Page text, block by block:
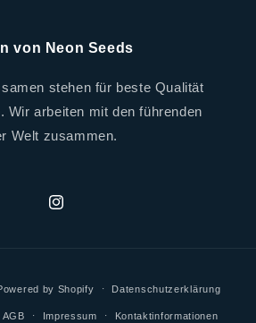
von Neon Seeds
stehen für beste Qualität
Wir arbeiten mit den führenden
Welt zusammen.
Instagram
by Shopify Datenschutzerklärung
AGB Impressum Kontaktinformationen